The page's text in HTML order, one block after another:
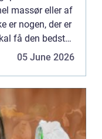
massør eller af
er nogen, der er
få den bedste
05 June 2026